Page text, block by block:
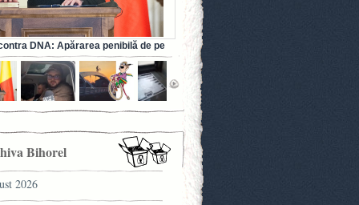
DNA: Apărarea penibilă de pe
fostului ministru al Sănătății (VIDEO)
Bihorel
2026